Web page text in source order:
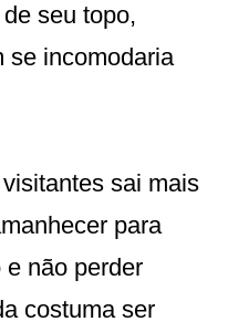
seu topo,
se incomodaria
sai mais
para
e não perder
costuma ser